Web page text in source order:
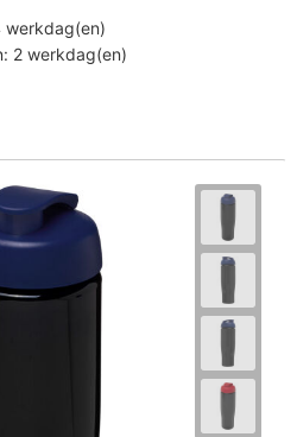
werkdag(en)
2 werkdag(en)